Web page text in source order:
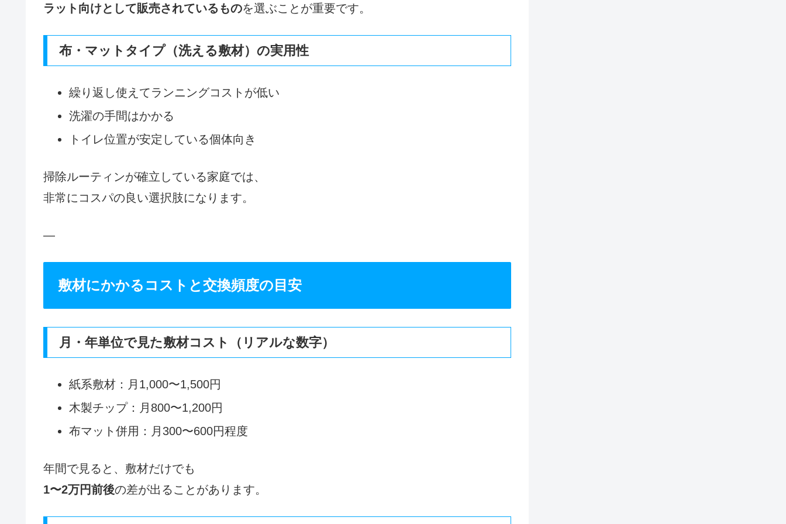
ラット向けとして販売されているものを選ぶことが重要です。
布・マットタイプ（洗える敷材）の実用性
繰り返し使えてランニングコストが低い
洗濯の手間はかかる
トイレ位置が安定している個体向き
掃除ルーティンが確立している家庭では、
非常にコスパの良い選択肢になります。
—
敷材にかかるコストと交換頻度の目安
月・年単位で見た敷材コスト（リアルな数字）
紙系敷材：月1,000〜1,500円
木製チップ：月800〜1,200円
布マット併用：月300〜600円程度
年間で見ると、敷材だけでも
1〜2万円前後の差が出ることがあります。